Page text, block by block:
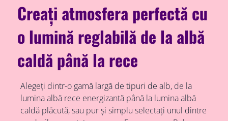
Creați atmosfera perfectă cu
o lumină reglabilă de la albă
caldă până la rece
Alegeți dintr-o gamă largă de tipuri de alb, de la
lumina albă rece energizantă până la lumina albă
caldă plăcută, sau pur și simplu selectați unul dintre